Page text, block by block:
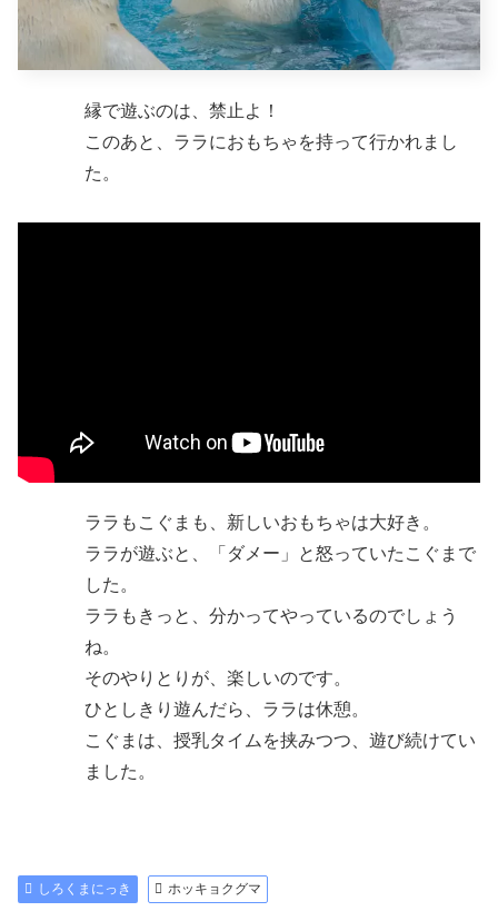
縁で遊ぶのは、禁止よ！
このあと、ララにおもちゃを持って行かれまし
た。
ララもこぐまも、新しいおもちゃは大好き。
ララが遊ぶと、「ダメー」と怒っていたこぐまで
した。
ララもきっと、分かってやっているのでしょう
ね。
そのやりとりが、楽しいのです。
ひとしきり遊んだら、ララは休憩。
こぐまは、授乳タイムを挟みつつ、遊び続けてい
ました。
しろくまにっき ホッキョクグマ